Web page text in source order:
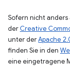
Sofern nicht
der Creative
unter derApache
finden Sie in den
eine eingetragene